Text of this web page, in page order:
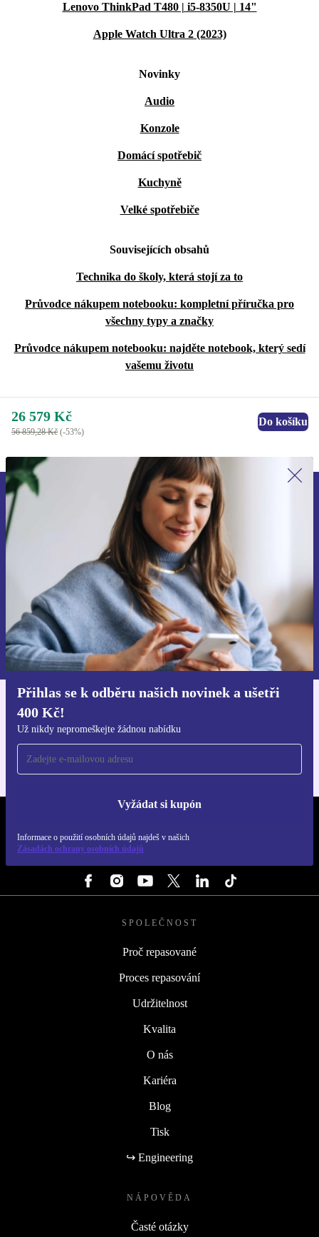
Lenovo ThinkPad T480 | i5-8350U | 14"
Apple Watch Ultra 2 (2023)
Novinky
Audio
Konzole
Domácí spotřebič
Kuchyně
Velké spotřebiče
Souvisejících obsahů
Technika do školy, která stojí za to
Průvodce nákupem notebooku: kompletní příručka pro
všechny typy a značky
Průvodce nákupem notebooku: najděte notebook, který sedí
vašemu životu
26 579 Kč
56 859,28 Kč (-53%)
Do košíku
Přihlas se k odběru našich novinek a ušetři
400 Kč!
Už nikdy nepromeškejte žádnou nabídku
Vyžádat si kupón
Informace o použití osobních údajů najdeš v našich
Zásadách ochrany osobních údajů
Přihlas se k odběru našich novinek a
ušetři 400 Kč!
Už nikdy nepromeškej žádnou nabídku.
Chci voucher
Informace o použití osobních údajů najdeš v našich
Zásadách ochrany osobních údajů.
Pro iOS a Android
SPOLEČNOST
Proč repasované
Proces repasování
Udržitelnost
Kvalita
O nás
Kariéra
Blog
Tisk
↪ Engineering
NÁPOVĚDA
Časté otázky